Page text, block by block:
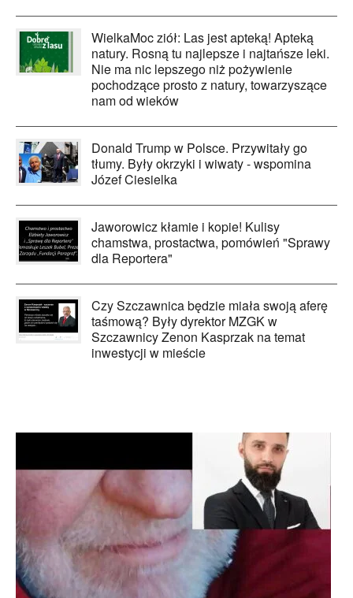
WielkaMoc ziół: Las jest apteką! Apteką
natury. Rosną tu najlepsze i najtańsze leki.
Nie ma nic lepszego niż pożywienie
pochodzące prosto z natury, towarzyszące
nam od wieków
Donald Trump w Polsce. Przywitały go
tłumy. Były okrzyki i wiwaty - wspomina
Józef Ciesielka
Jaworowicz kłamie i kopie! Kulisy
chamstwa, prostactwa, pomówień "Sprawy
dla Reportera"
Czy Szczawnica będzie miała swoją aferę
taśmową? Były dyrektor MZGK w
Szczawnicy Zenon Kasprzak na temat
inwestycji w mieście